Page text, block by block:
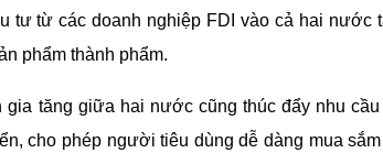
tư từ các doanh nghiệp FDI vào cả hai nước
phẩm thành phẩm.
gia tăng giữa hai nước cũng thúc đẩy nhu
cho phép người tiêu dùng dễ dàng mua